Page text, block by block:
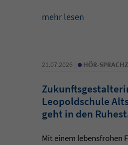
mehr lesen
21.07.2026 | • HÖR-
Leopoldschule
geht in den
Mit einem lebensfrohen